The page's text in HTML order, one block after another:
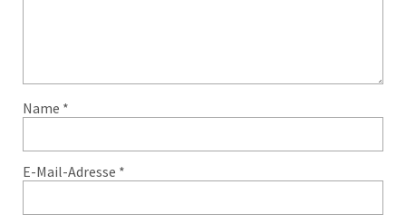
Name *
E-Mail-Adresse *